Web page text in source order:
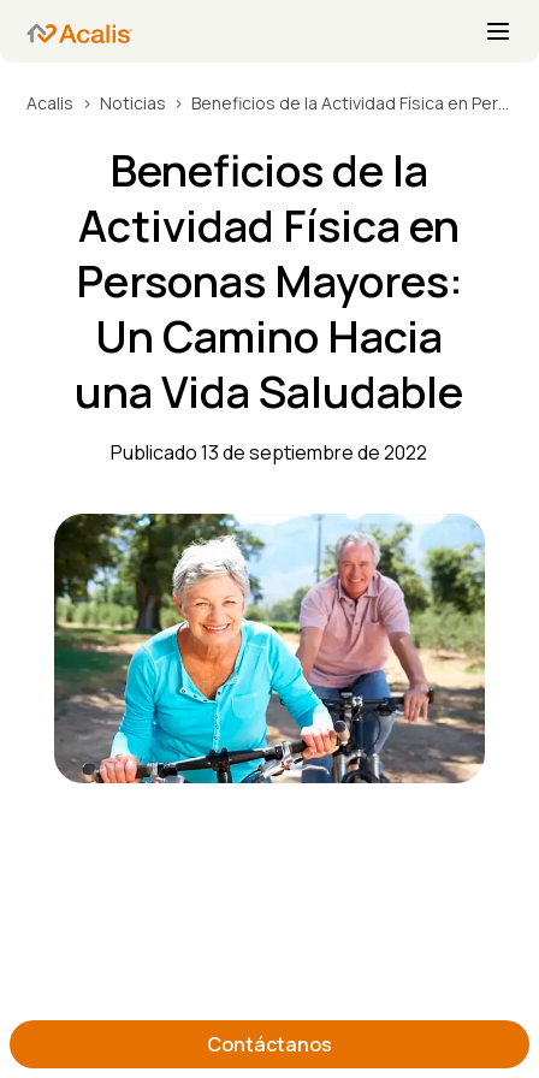
Acalis Noticias Beneficios de la Actividad Física en Personas Mayores: Un Camino Hacia una Vida Saludable
Beneficios de la
Actividad Física en
Personas Mayores:
Un Camino Hacia
una Vida Saludable
Publicado 13 de septiembre de 2022
Contáctanos